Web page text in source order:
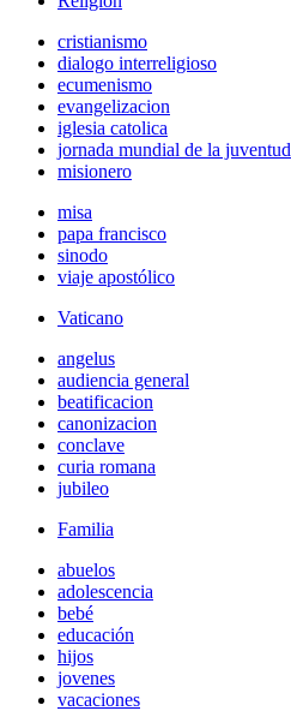
cristianismo
dialogo interreligioso
ecumenismo
evangelizacion
iglesia catolica
jornada mundial de la juventud
misionero
misa
papa francisco
sinodo
viaje apostólico
Vaticano
angelus
audiencia general
beatificacion
canonizacion
conclave
curia romana
jubileo
Familia
abuelos
adolescencia
bebé
educación
hijos
jovenes
vacaciones